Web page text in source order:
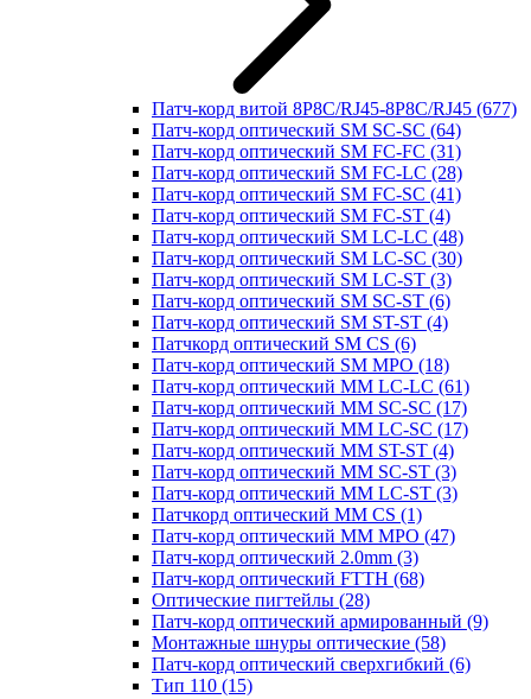
Патч-корд витой 8P8C/RJ45-8P8C/RJ45 (677)
Патч-корд оптический SM SC-SC (64)
Патч-корд оптический SM FC-FC (31)
Патч-корд оптический SM FC-LC (28)
Патч-корд оптический SM FC-SC (41)
Патч-корд оптический SM FC-ST (4)
Патч-корд оптический SM LC-LC (48)
Патч-корд оптический SM LC-SC (30)
Патч-корд оптический SM LC-ST (3)
Патч-корд оптический SM SC-ST (6)
Патч-корд оптический SM ST-ST (4)
Патчкорд оптический SM CS (6)
Патч-корд оптический SM MPO (18)
Патч-корд оптический MM LC-LC (61)
Патч-корд оптический MM SC-SC (17)
Патч-корд оптический MM LC-SC (17)
Патч-корд оптический MM ST-ST (4)
Патч-корд оптический MM SC-ST (3)
Патч-корд оптический MM LC-ST (3)
Патчкорд оптический MM CS (1)
Патч-корд оптический MM MPO (47)
Патч-корд оптический 2.0mm (3)
Патч-корд оптический FTTH (68)
Оптические пигтейлы (28)
Патч-корд оптический армированный (9)
Монтажные шнуры оптические (58)
Патч-корд оптический сверхгибкий (6)
Тип 110 (15)